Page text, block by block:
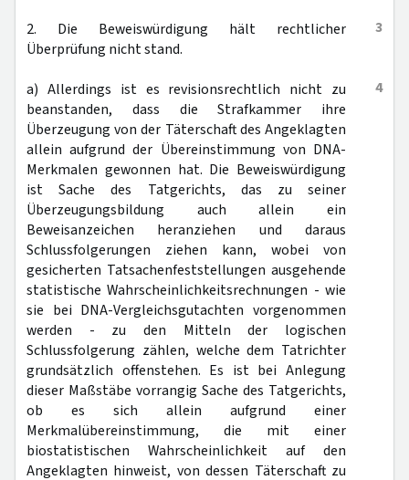
3
2. Die Beweiswürdigung hält rechtlicher
Überprüfung nicht stand.
4
a) Allerdings ist es revisionsrechtlich nicht zu
beanstanden, dass die Strafkammer ihre
Überzeugung von der Täterschaft des Angeklagten
allein aufgrund der Übereinstimmung von DNA-
Merkmalen gewonnen hat. Die Beweiswürdigung
ist Sache des Tatgerichts, das zu seiner
Überzeugungsbildung auch allein ein
Beweisanzeichen heranziehen und daraus
Schlussfolgerungen ziehen kann, wobei von
gesicherten Tatsachenfeststellungen ausgehende
statistische Wahrscheinlichkeitsrechnungen - wie
sie bei DNA-Vergleichsgutachten vorgenommen
werden - zu den Mitteln der logischen
Schlussfolgerung zählen, welche dem Tatrichter
grundsätzlich offenstehen. Es ist bei Anlegung
dieser Maßstäbe vorrangig Sache des Tatgerichts,
ob es sich allein aufgrund einer
Merkmalübereinstimmung, die mit einer
biostatistischen Wahrscheinlichkeit auf den
Angeklagten hinweist, von dessen Täterschaft zu